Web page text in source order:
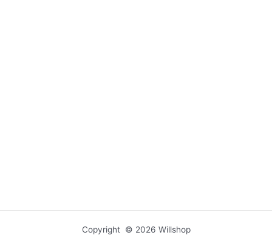
Copyright © 2026 Willshop